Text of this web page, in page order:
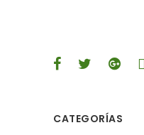
CATEGORÍAS